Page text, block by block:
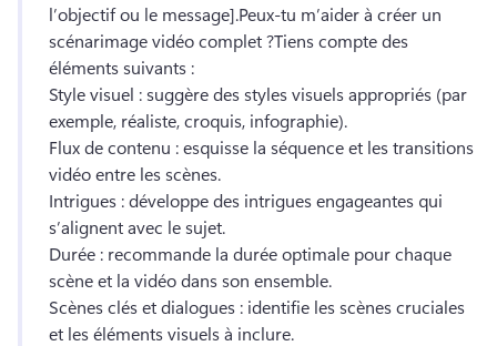
l’objectif ou le message].Peux-tu m’aider à créer un
scénarimage vidéo complet ?Tiens compte des
éléments suivants :
Style visuel : suggère des styles visuels appropriés (par
exemple, réaliste, croquis, infographie).
Flux de contenu : esquisse la séquence et les transitions
vidéo entre les scènes.
Intrigues : développe des intrigues engageantes qui
s’alignent avec le sujet.
Durée : recommande la durée optimale pour chaque
scène et la vidéo dans son ensemble.
Scènes clés et dialogues : identifie les scènes cruciales
et les éléments visuels à inclure.